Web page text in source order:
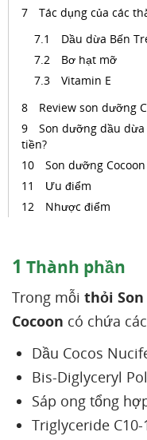
Tác dụng của các
Dầu dừa Bến
Bơ hạt mỡ
Vitamin E
Review son dưỡng
Son dưỡng dầu
tiền?
Son dưỡng
Ưu điểm
Nhược điểm
1 Thành phần
Trong mỗi thỏi Son
Cocoon có chứa
Dầu Cocos
Bis-Diglyceryl
Sáp ong tổng
Triglyceride C10-